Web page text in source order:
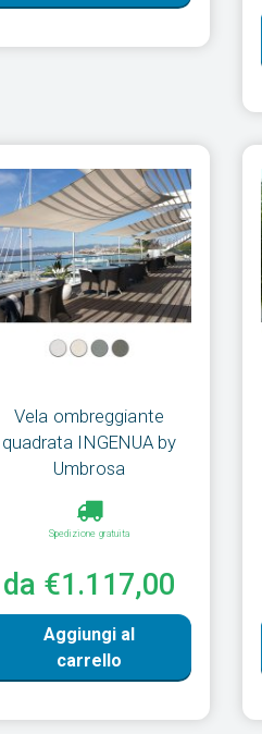
Vela ombreggiante
quadrata INGENUA by
Umbrosa
Spedizione gratuita
da €1.117,00
Aggiungi al
carrello